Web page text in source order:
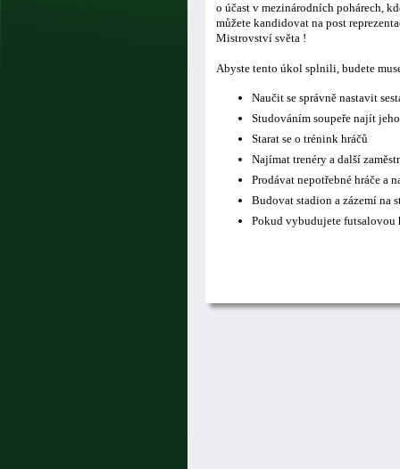
o účast v mezinárodních pohárech,
můžete kandidovat na post
Mistrovství světa !
Abyste tento úkol splnili, budete
Naučit se správně nastavit
Studováním soupeře najít
Starat se o trénink hráčů
Najímat trenéry a další
Prodávat nepotřebné hráče a
Budovat stadion a zázemí na
Pokud vybudujete futsalovou